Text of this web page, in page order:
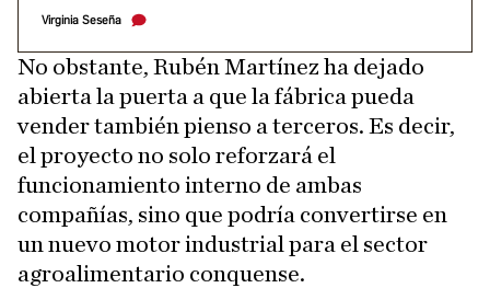
Virginia Seseña
No obstante, Rubén Martínez ha dejado
abierta la puerta a que la fábrica pueda
vender también pienso a terceros. Es decir,
el proyecto no solo reforzará el
funcionamiento interno de ambas
compañías, sino que podría convertirse en
un nuevo motor industrial para el sector
agroalimentario conquense.